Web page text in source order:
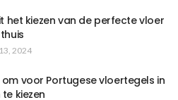
het kiezen van de perfecte vloer
2024
voor Portugese vloertegels in
kiezen